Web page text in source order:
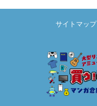
サイトマップ